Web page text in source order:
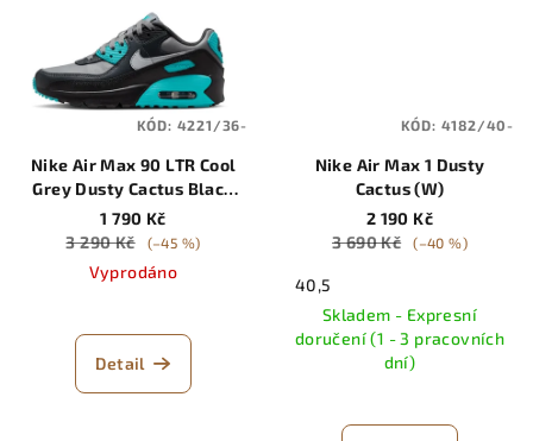
Nike Air Max 90 LTR Cool
Grey Dusty Cactus Black
Wolf Grey (GS)
1 790 Kč
3 290 Kč
(–45 %)
Vyprodáno
Detail
KÓD: 4221/36-
Nike Air Max 1 Dusty
Cactus (W)
2 190 Kč
3 690 Kč
(–40 %)
40,5
Skladem - Expresní
doručení (1 - 3 pracovních
dní)
KÓD: 4182/40-